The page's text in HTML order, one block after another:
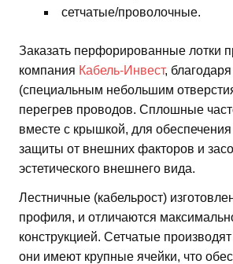
сетчатые/проволочные.
Заказать перфорированные лотки
компания Кабель-Инвест,
(специальным небольшим
перегрев проводов. Сплошные
вместе с крышкой, для
защиты от внешних факторов и
эстетического внешнего вида.
Лестничные (кабельрост)
профиля, и отличаются
конструкцией. Сетчатые
они имеют крупные ячейки, что